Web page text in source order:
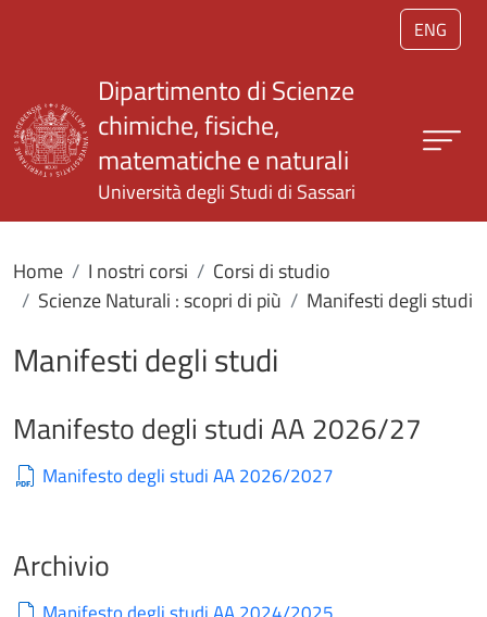
Salta al contenuto principale
ENG
Dipartimento di Scienze
chimiche, fisiche,
matematiche e naturali
Università degli Studi di Sassari
Home I nostri corsi
Corsi di studio
Scienze Naturali : scopri di più
Manifesti degli studi
Manifesti degli studi
Manifesto degli studi AA 2026/27
Manifesto degli studi AA 2026/2027
Archivio